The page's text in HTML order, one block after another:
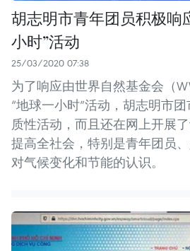
胡志明市青年团员积极响
小时”活动
25/03/2020 07:38
为了响应由世界自然基金会（
“地球一小时”活动，胡志明市
质性活动，而且还在网上开展
提高全社会，特别是青年团员
对气候变化和节能的认识。